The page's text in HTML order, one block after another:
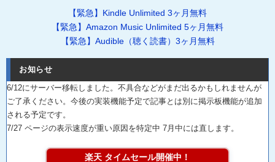
【緊急】Kindle Unlimited 3ヶ月無料
【緊急】Amazon Music Unlimited 5ヶ月無料
【緊急】Audible（聴く読書）3ヶ月無料
お知らせ
6/12にサーバー移転しました。不具合などがまだ出るかもしれませんが
ご了承ください。今後の実装機能予定で記事とは別に掲示板機能が追加
される予定です。
7/27 ページの表示速度が重い原因を特定中 7月中には直します。
楽天 タイムセール開催中！